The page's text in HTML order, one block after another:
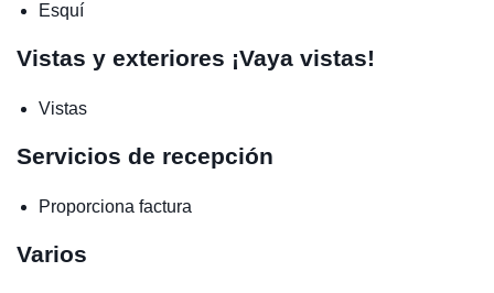
Esquí
Vistas y exteriores ¡Vaya vistas!
Vistas
Servicios de recepción
Proporciona factura
Varios